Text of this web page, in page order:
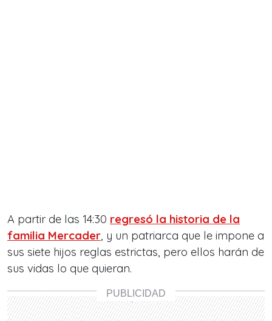
A partir de las 14:30 regresó la historia de la
familia Mercader, y un patriarca que le impone a
sus siete hijos reglas estrictas, pero ellos harán de
sus vidas lo que quieran.